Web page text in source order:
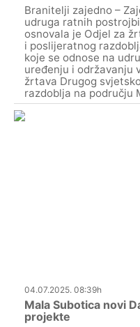
Branitelji zajedno –
udruga ratnih
osnovala je Odjel za
i poslijeratnog
koje se odnose na
uređenju i održavanju
žrtava Drugog
razdoblja na području
04.07.2025. 08:39h
Mala Subotica novi
projekte